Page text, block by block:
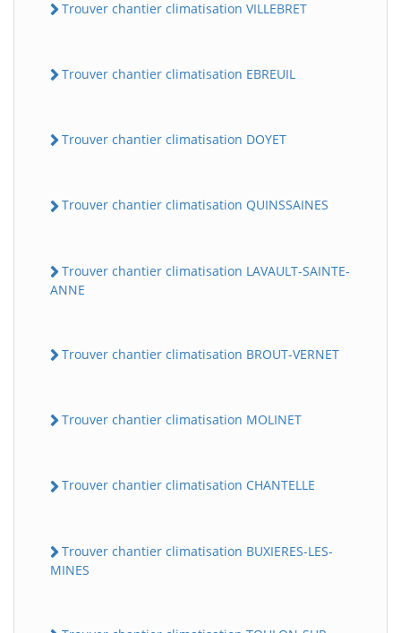
Trouver chantier climatisation VILLEBRET
Trouver chantier climatisation EBREUIL
Trouver chantier climatisation DOYET
Trouver chantier climatisation QUINSSAINES
Trouver chantier climatisation LAVAULT-SAINTE-
ANNE
Trouver chantier climatisation BROUT-VERNET
Trouver chantier climatisation MOLINET
Trouver chantier climatisation CHANTELLE
Trouver chantier climatisation BUXIERES-LES-
MINES